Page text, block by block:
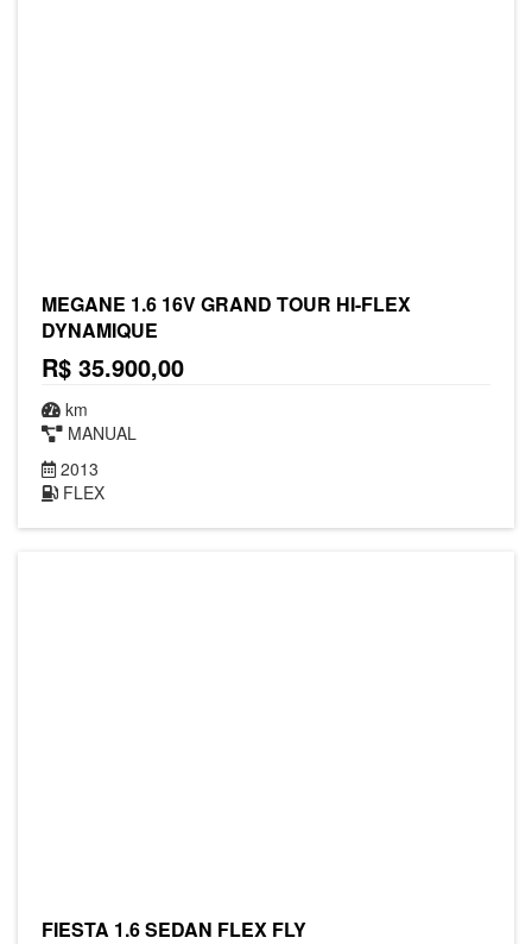
MEGANE 1.6 16V GRAND TOUR HI-FLEX
DYNAMIQUE
R$ 35.900,00
km
MANUAL
2013
FLEX
FIESTA 1.6 SEDAN FLEX FLY